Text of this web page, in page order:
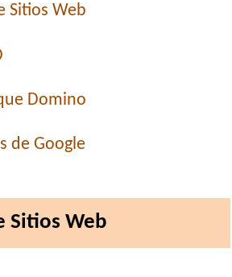
Sitios Web
Domino
de Google
Sitios Web